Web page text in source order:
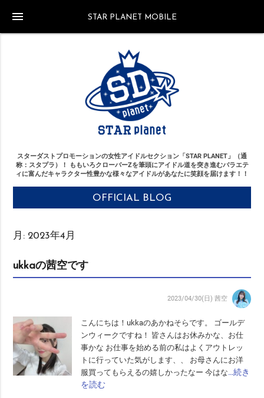
STAR PLANET MOBILE
menu
スターダストプロモーションの女性アイドルセクション「STAR PLANET」（通
称：スタプラ）！
ももいろクローバーZを筆頭にアイドル道を突き進むバラエテ
ィに富んだキャラクター性豊かな様々なアイドルがあなたに笑顔を届けます！！
OFFICIAL BLOG
月: 2023年4月
ukkaの茜空です
2023/04/30(日) 茜空
こんにちは！ukkaのあかねそらです。 ゴールデ
ンウィークですね！ 皆さんはお休みかな、お仕
事かな お仕事を始める前の私はよくアウトレッ
トに行っていた気がします、、 お母さんにお洋
服買ってもらえるの嬉しかったなー 今はな…続き
を読む